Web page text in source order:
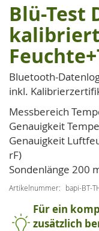
Zum
Anfang
der
Bildgalerie
springen
Blü-Test
Bluetooth-
inkl.
Messbereich
Genauigkeit
Genauigkeit
rF)
Sondenlänge 200
Artikelnummer bapi-BT-
Für ein
zusätzlich